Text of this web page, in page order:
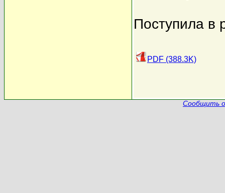
Поступила в
PDF (388.3K)
Сообщить о